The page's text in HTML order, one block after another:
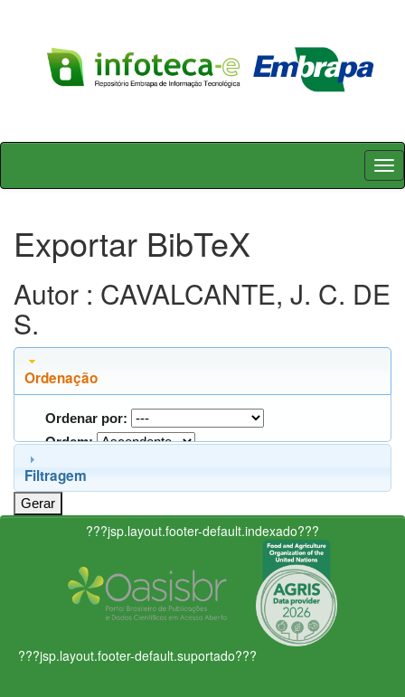
Skip
Exportar BibTeX
Autor : CAVALCANTE, J. C. DE
S.
Ordenação
Ordenar por:
Ordem:
Filtragem
???jsp.layout.footer-default.indexado???
???jsp.layout.footer-default.suportado???